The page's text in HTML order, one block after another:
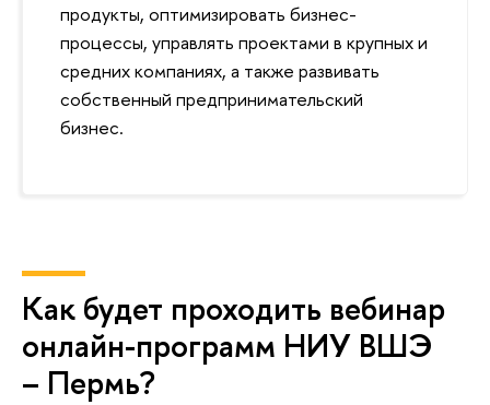
продукты, оптимизировать бизнес-
процессы, управлять проектами в крупных и
средних компаниях, а также развивать
собственный предпринимательский
изнес.
Как будет проходить вебинар
онлайн-программ НИУ ВШЭ
– Пермь?